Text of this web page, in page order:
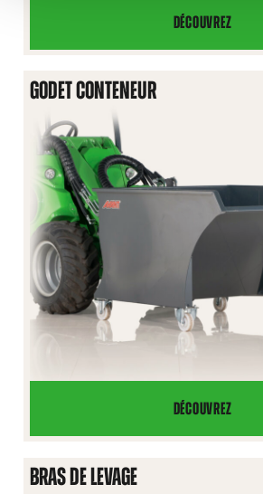
DÉCOUVREZ
PINCE
À
GODET CONTENEUR
DÉCOUVREZ
GODET
CONTENEUR
BRAS DE LEVAGE